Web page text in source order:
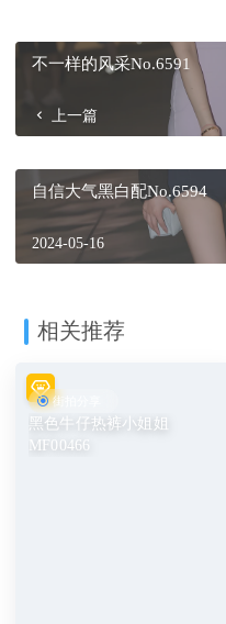
不一样的风采No.6591
上一篇
自信大气黑白配No.6594
2024-05-16
相关推荐
街拍分享
黑色牛仔热裤小姐姐
MF00466